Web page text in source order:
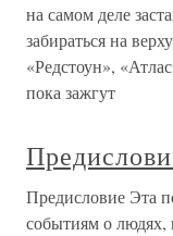
на самом деле
забираться на
«Редстоун»,
пока зажгут
Предисловие Эта
событиям о людях,